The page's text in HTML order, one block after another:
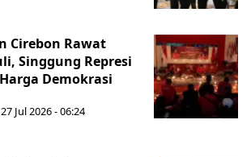
Cirebon Rawat
Singgung Represi
Demokrasi
Jul 2026 - 06:24